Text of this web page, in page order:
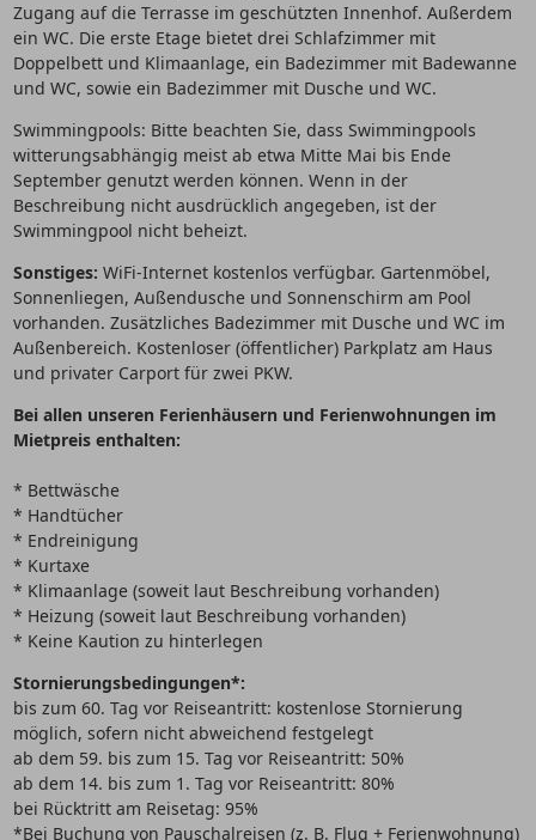
Zugang auf die Terrasse im geschützten Innenhof. Außerdem
ein WC. Die erste Etage bietet drei Schlafzimmer mit
Doppelbett und Klimaanlage, ein Badezimmer mit Badewanne
und WC, sowie ein Badezimmer mit Dusche und WC.
Swimmingpools: Bitte beachten Sie, dass Swimmingpools
witterungsabhängig meist ab etwa Mitte Mai bis Ende
September genutzt werden können. Wenn in der
Beschreibung nicht ausdrücklich angegeben, ist der
Swimmingpool nicht beheizt.
Sonstiges: WiFi-Internet kostenlos verfügbar. Gartenmöbel,
Sonnenliegen, Außendusche und Sonnenschirm am Pool
vorhanden. Zusätzliches Badezimmer mit Dusche und WC im
Außenbereich. Kostenloser (öffentlicher) Parkplatz am Haus
und privater Carport für zwei PKW.
Bei allen unseren Ferienhäusern und Ferienwohnungen im
Mietpreis enthalten:
* Bettwäsche
* Handtücher
* Endreinigung
* Kurtaxe
* Klimaanlage (soweit laut Beschreibung vorhanden)
* Heizung (soweit laut Beschreibung vorhanden)
* Keine Kaution zu hinterlegen
Stornierungsbedingungen*:
bis zum 60. Tag vor Reiseantritt: kostenlose Stornierung
möglich, sofern nicht abweichend festgelegt
ab dem 59. bis zum 15. Tag vor Reiseantritt: 50%
ab dem 14. bis zum 1. Tag vor Reiseantritt: 80%
bei Rücktritt am Reisetag: 95%
*Bei Buchung von Pauschalreisen (z. B. Flug + Ferienwohnung)